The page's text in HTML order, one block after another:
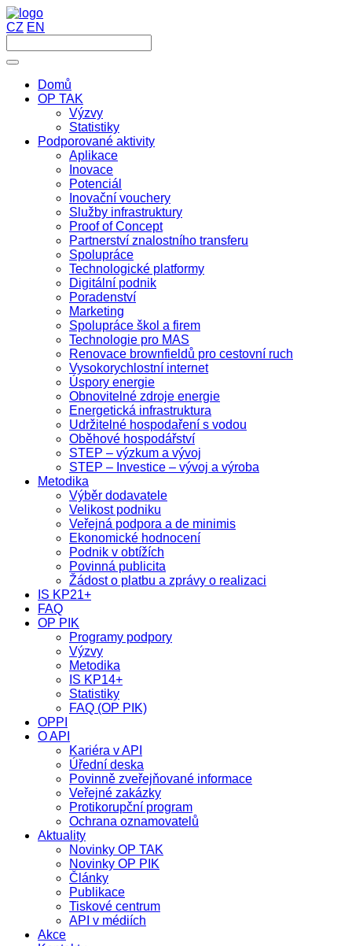
CZ EN
Domů
OP TAK
Výzvy
Statistiky
Podporované aktivity
Aplikace
Inovace
Potenciál
Inovační vouchery
Služby infrastruktury
Proof of Concept
Partnerství znalostního transferu
Spolupráce
Technologické platformy
Digitální podnik
Poradenství
Marketing
Spolupráce škol a firem
Technologie pro MAS
Renovace brownfieldů pro cestovní ruch
Vysokorychlostní internet
Úspory energie
Obnovitelné zdroje energie
Energetická infrastruktura
Udržitelné hospodaření s vodou
Oběhové hospodářství
STEP – výzkum a vývoj
STEP – Investice – vývoj a výroba
Metodika
Výběr dodavatele
Velikost podniku
Veřejná podpora a de minimis
Ekonomické hodnocení
Podnik v obtížích
Povinná publicita
Žádost o platbu a zprávy o realizaci
IS KP21+
FAQ
OP PIK
Programy podpory
Výzvy
Metodika
IS KP14+
Statistiky
FAQ (OP PIK)
OPPI
O API
Kariéra v API
Úřední deska
Povinně zveřejňované informace
Veřejné zakázky
Protikorupční program
Ochrana oznamovatelů
Aktuality
Novinky OP TAK
Novinky OP PIK
Články
Publikace
Tiskové centrum
API v médiích
Akce